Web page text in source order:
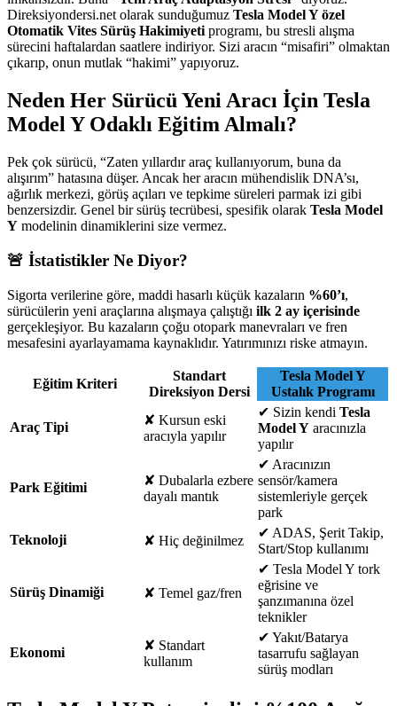
Direksiyondersi.net olarak sunduğumuz Tesla Model Y özel
Otomatik Vites Sürüş Hakimiyeti programı, bu stresli alışma
sürecini haftalardan saatlere indiriyor. Sizi aracın “misafiri” olmaktan
çıkarıp, onun mutlak “hakimi” yapıyoruz.
Neden Her Sürücü Yeni Aracı İçin Tesla
Model Y Odaklı Eğitim Almalı?
Pek çok sürücü, “Zaten yıllardır araç kullanıyorum, buna da
alışırım” hatasına düşer. Ancak her aracın mühendislik DNA’sı,
ağırlık merkezi, görüş açıları ve tepkime süreleri parmak izi gibi
benzersizdir. Genel bir sürüş tecrübesi, spesifik olarak Tesla Model
Y modelinin dinamiklerini size vermez.
🚨 İstatistikler Ne Diyor?
Sigorta verilerine göre, maddi hasarlı küçük kazaların %60’ı,
sürücülerin yeni araçlarına alışmaya çalıştığı ilk 2 ay içerisinde
gerçekleşiyor. Bu kazaların çoğu otopark manevraları ve fren
mesafesini ayarlayamama kaynaklıdır. Yatırımınızı riske atmayın.
Eğitim Kriteri
Standart
Direksiyon Dersi
Tesla Model Y
Ustalık Programı
Araç Tipi ✘ Kursun eski
aracıyla yapılır
✔ Sizin kendi Tesla
Model Y aracınızla
yapılır
Park Eğitimi ✘ Dubalarla ezbere
dayalı mantık
✔ Aracınızın
sensör/kamera
sistemleriyle gerçek
park
Teknoloji
✘ Hiç değinilmez
✔ ADAS, Şerit Takip,
Start/Stop kullanımı
Sürüş Dinamiği ✘ Temel gaz/fren
✔ Tesla Model Y tork
eğrisine ve
şanzımanına özel
teknikler
Ekonomi ✘ Standart
kullanım
✔ Yakıt/Batarya
tasarrufu sağlayan
sürüş modları